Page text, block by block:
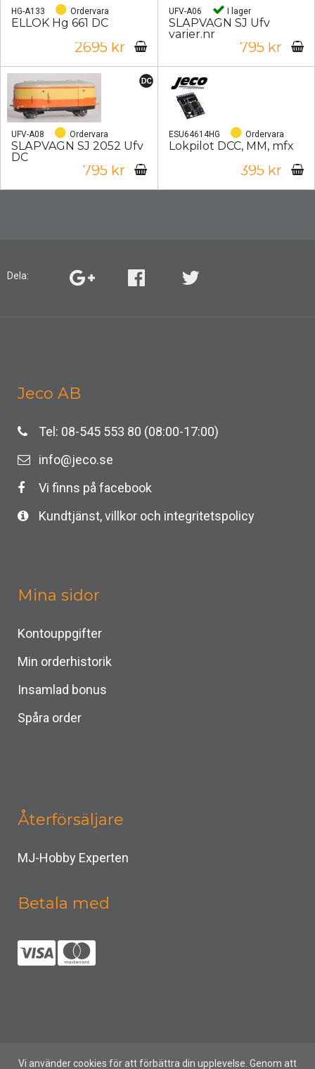
Vi använder cookies för att förbättra din upplevelse. Genom att
HG-A133 Ordervara
ELLOK Hg 661 DC
2695 kr
UFV-A06 I lager
SLÄPVAGN SJ Ufv
varier.nr
795 kr
UFV-A08 Ordervara
SLÄPVAGN SJ 2052 Ufv
DC
795 kr
ESU64614HG Ordervara
Lokpilot DCC, MM, mfx
395 kr
Dela:
Jeco AB
Tel: 08-545 553 80 (08:00-17:00)
info@jeco.se
Vi finns på facebook
Kundtjänst, villkor och integritetspolicy
Mina sidor
Kontouppgifter
Min orderhistorik
Insamlad bonus
Spåra order
Återförsäljare
MJ-Hobby Experten
Betala med